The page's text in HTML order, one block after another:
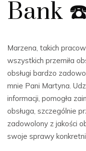
Bank
Marzena, takich
wszystkich przemiła
obsługi bardzo
mnie Pani Martyna.
informacji, pomogła
obsługa, szczególnie
zadowolony z jakości
swoje sprawy